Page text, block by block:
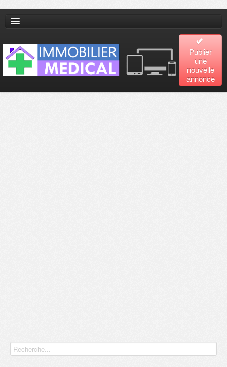
Publier
une
nouvelle
annonce